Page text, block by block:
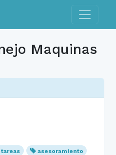
Toggle
Maquinas
tareas
asesoramiento